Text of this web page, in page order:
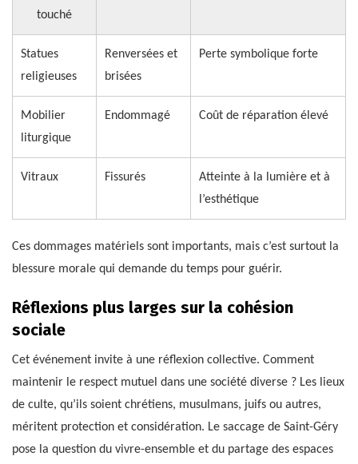
touché
Statues
religieuses
Renversées et
brisées
Perte symbolique forte
Mobilier
liturgique
Endommagé Coût de réparation élevé
Vitraux Fissurés
Atteinte à la lumière et à
l’esthétique
Ces dommages matériels sont importants, mais c’est surtout la
blessure morale qui demande du temps pour guérir.
Réflexions plus larges sur la cohésion
sociale
Cet événement invite à une réflexion collective. Comment
maintenir le respect mutuel dans une société diverse ? Les lieux
de culte, qu’ils soient chrétiens, musulmans, juifs ou autres,
méritent protection et considération. Le saccage de Saint-Géry
pose la question du vivre-ensemble et du partage des espaces